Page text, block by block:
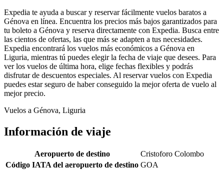
Expedia te ayuda a buscar y reservar fácilmente vuelos baratos a
Génova en línea. Encuentra los precios más bajos garantizados para
tu boleto a Génova y reserva directamente con Expedia. Busca entre
las cientos de ofertas, las que más se adapten a tus necesidades.
Expedia encontrará los vuelos más económicos a Génova en
Liguria, mientras tú puedes elegir la fecha de viaje que desees. Para
ver los vuelos de última hora, elige fechas flexibles y podrás
disfrutar de descuentos especiales. Al reservar vuelos con Expedia
puedes estar seguro de haber conseguido la mejor oferta de vuelo al
mejor precio.
Vuelos a Génova, Liguria
Información de viaje
Aeropuerto de destino
Cristoforo Colombo
Código IATA del aeropuerto de destino GOA